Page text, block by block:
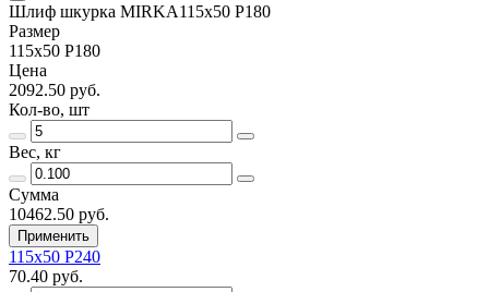
Шлиф шкурка MIRKA115х50 Р180
Размер
115х50 Р180
Цена
2092.50 руб.
Кол-во, шт
Вес, кг
Сумма
10462.50 руб.
Применить
115х50 Р240
70.40 руб.